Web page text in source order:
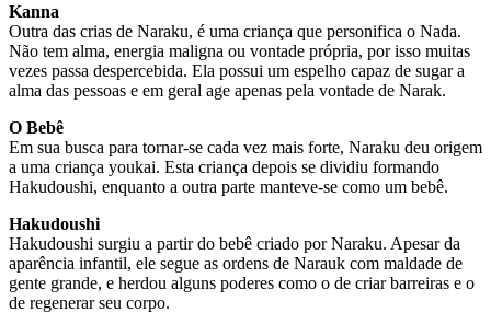
Kanna
Outra das crias de Naraku, é uma criança que personifica o Nada.
Não tem alma, energia maligna ou vontade própria, por isso muitas
vezes passa despercebida. Ela possui um espelho capaz de sugar a
alma das pessoas e em geral age apenas pela vontade de Narak.
O Bebê
Em sua busca para tornar-se cada vez mais forte, Naraku deu origem
a uma criança youkai. Esta criança depois se dividiu formando
Hakudoushi, enquanto a outra parte manteve-se como um bebê.
Hakudoushi
Hakudoushi surgiu a partir do bebê criado por Naraku. Apesar da
aparência infantil, ele segue as ordens de Narauk com maldade de
gente grande, e herdou alguns poderes como o de criar barreiras e o
de regenerar seu corpo.